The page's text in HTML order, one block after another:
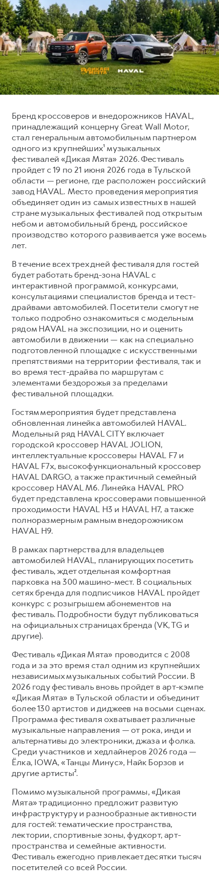
DARGO
от 3 199 000 ₽
DARGO X
от 3 499 000 ₽
F7
от 2 899 000 ₽
F7X
от 3 599 000 ₽
POER
от 3 449 000 ₽
Тест-драйв
Трейд-ин
КРЕДИТ И СТРАХОВАНИЕ
Кредитный калькулятор
Страхование
Кредит
КОРПОРАТИВНЫМ КЛИЕНТАМ
Для малого бизнеса
Корпоративным клиентам
Крупным корпоративным клиентам
Система управления автопарком
Сервис для корпоративных клиентов
HAVAL Лизинг
АКСЕССУАРЫ HAVAL
Автомобильные аксессуары
Коллекция CITY
Коллекция Базовая
Коллекция Детская
СЕРВИСНОЕ ОБСЛУЖИВАНИЕ
Нулевое ТО
Программа «Помощь на дороге»
Регламенты технического обслуживания
Электронный ПТС
GWM Безопасность
Гарантия HAVAL
Мобильное приложение GWM
Программа «HAVAL Защита+»
Руководства по эксплуатации
Подписки
АКСЕССУАРЫ HAVAL
Коллекция CITY
Коллекция Базовая
Коллекция Детская
О дилере
Наша команда
Контакты
Бренд кроссоверов и внедорожников HAVAL,
принадлежащий концерну Great Wall Motor,
стал генеральным автомобильным партнером
одного из крупнейших¹ музыкальных
фестивалей «Дикая Мята» 2026. Фестиваль
пройдет с 19 по 21 июня 2026 года в Тульской
области — регионе, где расположен российский
завод HAVAL. Место проведения мероприятия
объединяет один из самых известных в нашей
стране музыкальных фестивалей под открытым
небом и автомобильный бренд, российское
производство которого развивается уже восемь
лет.
В течение всех трех дней фестиваля для гостей
будет работать бренд-зона HAVAL с
интерактивной программой, конкурсами,
консультациями специалистов бренда и тест-
драйвами автомобилей. Посетители смогут не
только подробно ознакомиться с модельным
рядом HAVAL на экспозиции, но и оценить
автомобили в движении — как на специально
подготовленной площадке с искусственными
препятствиями на территории фестиваля, так и
во время тест-драйва по маршрутам с
элементами бездорожья за пределами
фестивальной площадки.
Гостям мероприятия будет представлена
обновленная линейка автомобилей HAVAL.
Модельный ряд HAVAL CITY включает
городской кроссовер HAVAL JOLION,
интеллектуальные кроссоверы HAVAL F7 и
HAVAL F7x, высокофункциональный кроссовер
HAVAL DARGO, а также практичный семейный
кроссовер HAVAL M6. Линейка HAVAL PRO
будет представлена кроссоверами повышенной
проходимости HAVAL H3 и HAVAL H7, а также
полноразмерным рамным внедорожником
HAVAL H9.
В рамках партнерства для владельцев
автомобилей HAVAL, планирующих посетить
фестиваль, ждет отдельная комфортная
парковка на 300 машино-мест. В социальных
сетях бренда для подписчиков HAVAL пройдет
конкурс с розыгрышем абонементов на
фестиваль. Подробности будут публиковаться
на официальных страницах бренда (VK, TG и
другие).
Фестиваль «Дикая Мята» проводится с 2008
года и за это время стал одним из крупнейших
независимых музыкальных событий России. В
2026 году фестиваль вновь пройдет в арт-кэмпе
«Дикая Мята» в Тульской области и объединит
более 130 артистов и диджеев на восьми сценах.
Программа фестиваля охватывает различные
музыкальные направления — от рока, инди и
альтернативы до электроники, джаза и фолка.
Среди участников и хедлайнеров 2026 года —
Ёлка, IOWA, «Танцы Минус», Найк Борзов и
другие артисты².
Помимо музыкальной программы, «Дикая
Мята» традиционно предложит развитую
инфраструктуру и разнообразные активности
для гостей: тематические пространства,
лектории, спортивные зоны, фудкорт, арт-
пространства и семейные активности.
Фестиваль ежегодно привлекает десятки тысяч
посетителей со всей России.